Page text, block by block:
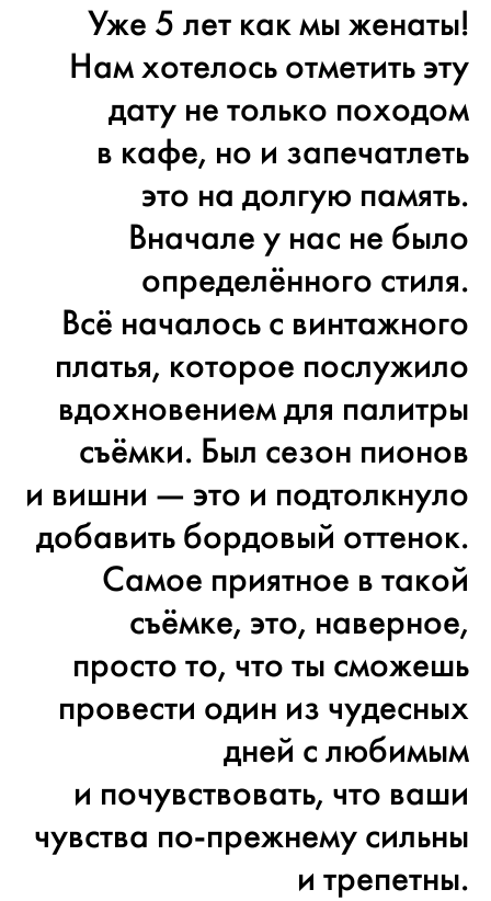
Уже 5 лет как мы женаты!
Нам хотелось отметить эту
дату не только походом
в кафе, но и запечатлеть
это на долгую память.
Вначале у нас не было
определённого стиля.
Всё началось с винтажного
платья, которое послужило
вдохновением для палитры
съёмки. Был сезон пионов
и вишни — это и подтолкнуло
добавить бордовый оттенок.
Самое приятное в такой
съёмке, это, наверное,
просто то, что ты сможешь
провести один из чудесных
дней с любимым
и почувствовать, что ваши
чувства по-прежнему сильны
и трепетны.